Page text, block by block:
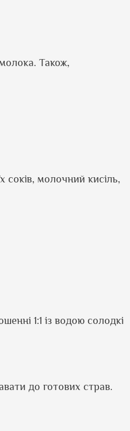
Також,
соків, молочний кисіль,
1:1 із водою солодкі
до готових страв.